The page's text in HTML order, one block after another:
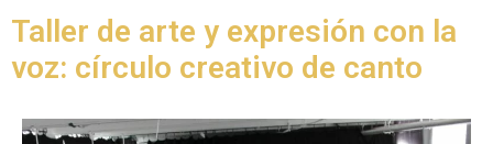
Taller de arte y expresión con la
voz: círculo creativo de canto